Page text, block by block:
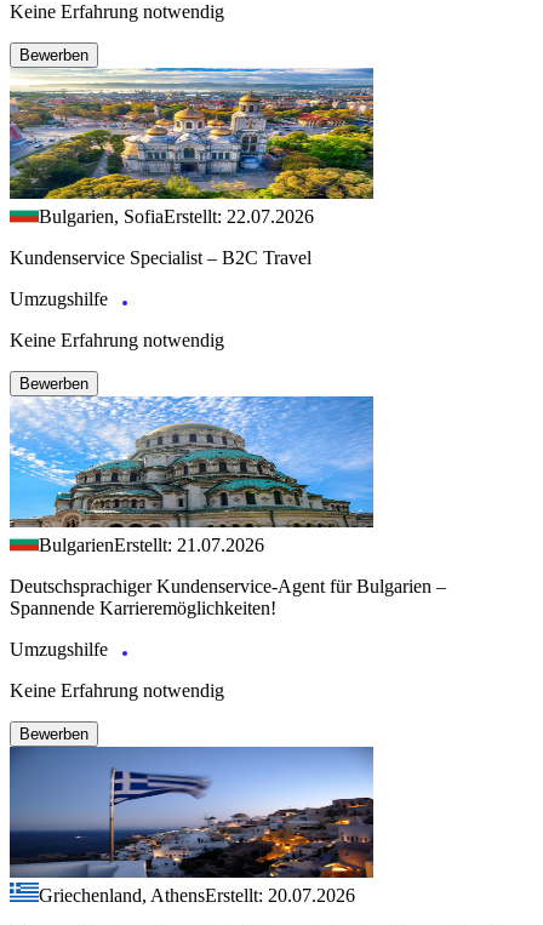
Keine Erfahrung notwendig
Bewerben
Bulgarien, SofiaErstellt: 22.07.2026
Kundenservice Specialist – B2C Travel
Umzugshilfe
Keine Erfahrung notwendig
Bewerben
BulgarienErstellt: 21.07.2026
Deutschsprachiger Kundenservice-Agent für Bulgarien –
Spannende Karrieremöglichkeiten!
Umzugshilfe
Keine Erfahrung notwendig
Bewerben
Griechenland, AthensErstellt: 20.07.2026